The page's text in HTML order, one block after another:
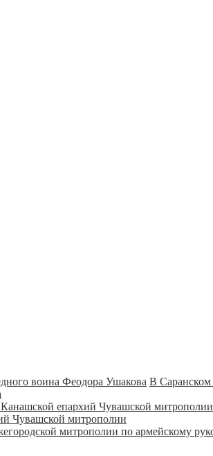
В Саранском
Чувашской митрополии
митрополии по армейскому